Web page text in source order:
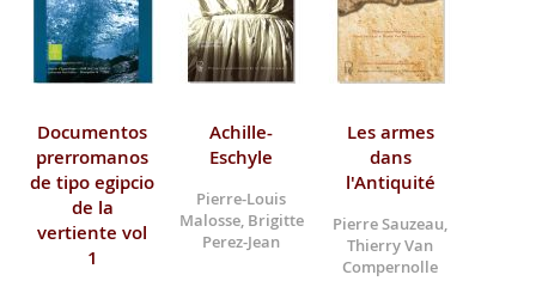
Documentos
prerromanos
de tipo egipcio
de la
vertiente vol
1
Achille-
Eschyle
Pierre-Louis
Malosse, Brigitte
Perez-Jean
Les armes
dans
l'Antiquité
Pierre Sauzeau,
Thierry Van
Compernolle